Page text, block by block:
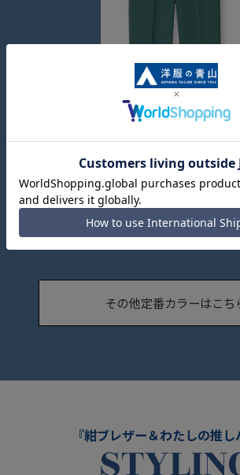
わたしの推しパン【テー
ードパンツ】【裾上げ済
み】
6,589円
その他定番カラーはこち
『紺ブレザー＆わたしの推し